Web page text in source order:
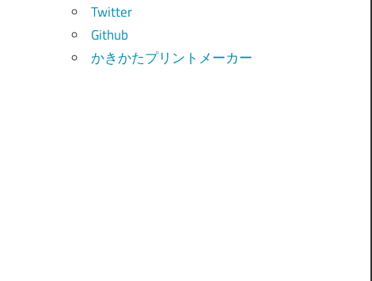
Twitter
Github
かきかたプリントメーカー